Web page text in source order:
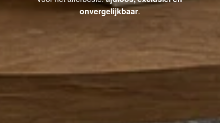
onvergelijkbaar.